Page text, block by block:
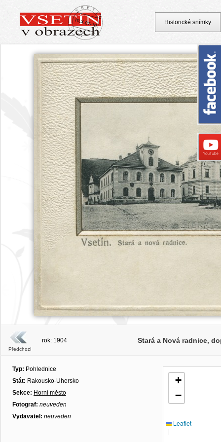
Předchozí
rok: 1904 Stará a Nová radnice,
Typ: Pohlednice
Stát: Rakousko-Uhersko
Sekce: Horní město
Fotograf: neuveden
Vydavatel: neuveden
+
−
Leaflet
|
Historické snímky